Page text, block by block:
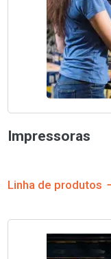
Impressoras
Linha de produtos